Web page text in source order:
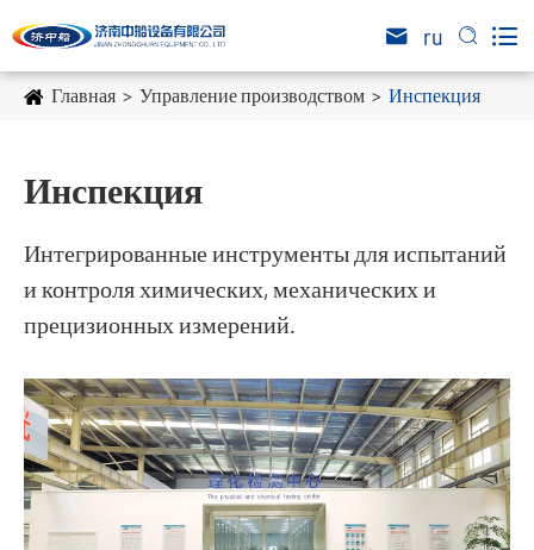
 ru  
Главная Управление производством Инспекция
Инспекция
Интегрированные инструменты для испытаний
и контроля химических, механических и
прецизионных измерений.